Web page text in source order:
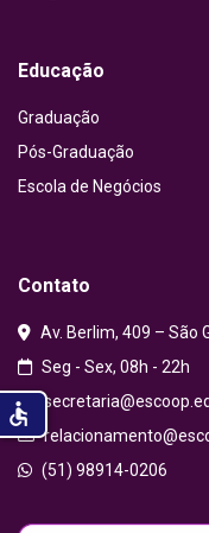
Educação
Graduação
Pós-Graduação
Escola de Negócios
Contato
Av. Berlim, 409 – São
Seg - Sex, 08h - 22h
(51) 98914-0206
accessible